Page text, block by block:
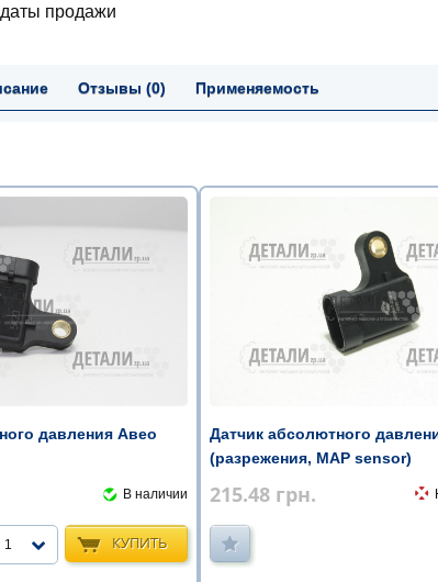
продажи
Отзывы (0) Применяемость
давления Авео
В наличии
КУПИТЬ
1
Датчик абсолютного
(разрежения, MAP sensor)
215.48 грн.